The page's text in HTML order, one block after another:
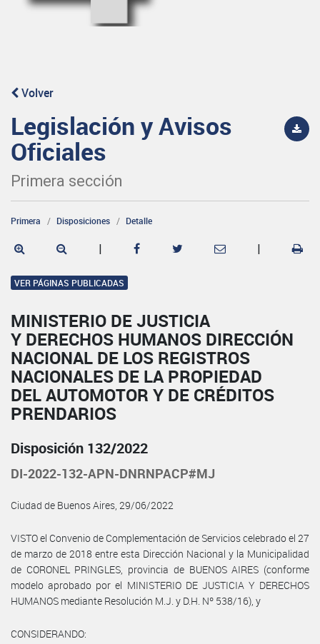
Volver
Legislación y Avisos
Oficiales
Primera sección
Primera Disposiciones Detalle
| |
VER PÁGINAS PUBLICADAS
MINISTERIO DE JUSTICIA
Y DERECHOS HUMANOS DIRECCIÓN
NACIONAL DE LOS REGISTROS
NACIONALES DE LA PROPIEDAD
DEL AUTOMOTOR Y DE CRÉDITOS
PRENDARIOS
Disposición 132/2022
DI-2022-132-APN-DNRNPACP#MJ
Ciudad de Buenos Aires, 29/06/2022
VISTO el Convenio de Complementación de Servicios celebrado el 27
de marzo de 2018 entre esta Dirección Nacional y la Municipalidad
de CORONEL PRINGLES, provincia de BUENOS AIRES (conforme
modelo aprobado por el MINISTERIO DE JUSTICIA Y DERECHOS
HUMANOS mediante Resolución M.J. y D.H. Nº 538/16), y
CONSIDERANDO: